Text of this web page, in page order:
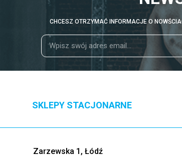
CHCESZ OTRZYMAĆ INFORMACJE O
SKLEPY STACJONARNE
Zarzewska 1, Łódź